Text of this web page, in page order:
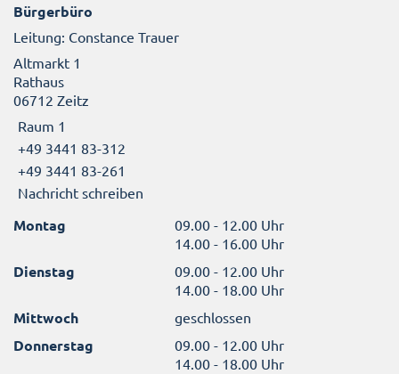
Bürgerbüro
Leitung: Constance Trauer
Altmarkt 1
Rathaus
06712 Zeitz
Raum 1
+49 3441 83-312
+49 3441 83-261
Nachricht schreiben
Montag
09.00 - 12.00 Uhr
14.00 - 16.00 Uhr
Dienstag
09.00 - 12.00 Uhr
14.00 - 18.00 Uhr
Mittwoch geschlossen
Donnerstag
09.00 - 12.00 Uhr
14.00 - 18.00 Uhr